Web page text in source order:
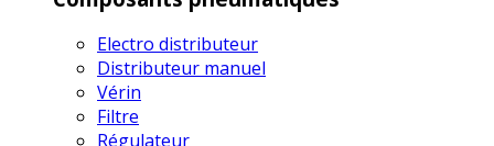
Electro distributeur
Distributeur manuel
Vérin
Filtre
Régulateur